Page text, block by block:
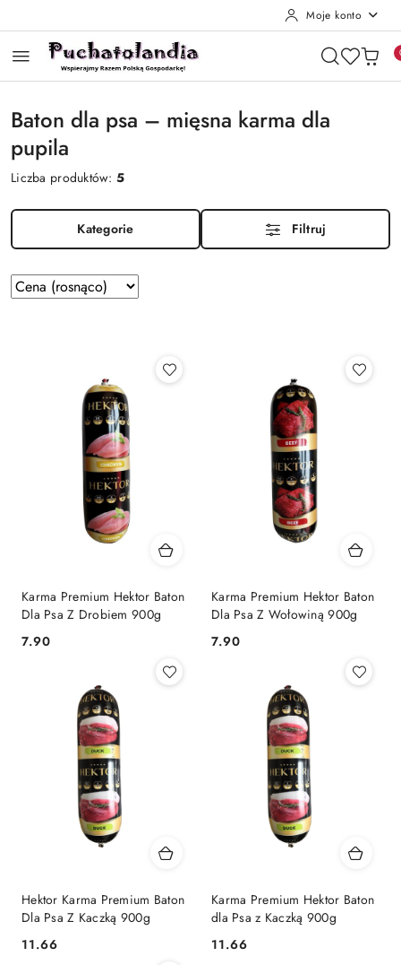
Moje konto
Baton dla psa – mięsna karma dla
pupila
Liczba produktów:5
Kategorie Filtruj
Zastosowano
sortowanie:
Sortuj
według
Karma Premium Hektor Baton
Dla Psa Z Drobiem 900g
Cena:
7.90
Karma Premium Hektor Baton
Dla Psa Z Wołowiną 900g
Cena:
7.90
Hektor Karma Premium Baton
Dla Psa Z Kaczką 900g
Cena:
11.66
Karma Premium Hektor Baton
dla Psa z Kaczką 900g
Cena:
11.66